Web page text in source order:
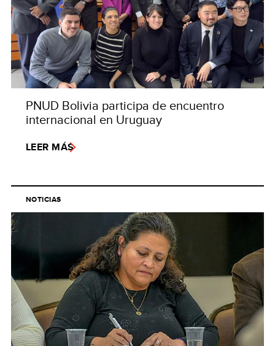
PNUD Bolivia participa de encuentro
internacional en Uruguay
LEER MÁS
NOTICIAS